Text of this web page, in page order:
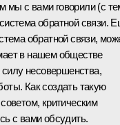
мы с вами говорили (с
обратной связи.
обратной связи,
в нашем обществе
силу несовершенства,
Как создать такую
критическим
с вами обсудить.